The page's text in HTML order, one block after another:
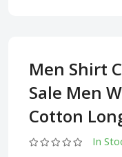
Men Shirt
Sale Men
Cotton
In